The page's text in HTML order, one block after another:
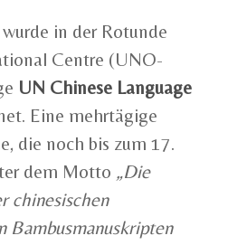
in der Rotunde
Centre (UNO-
UN Chinese Language
Eine mehrtägige
die noch bis zum 17.
dem Motto „Die
chinesischen
Bambusmanuskripten